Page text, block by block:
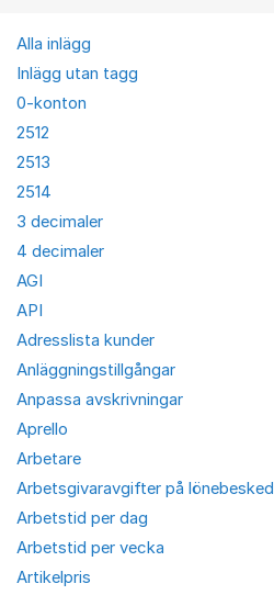
Alla inlägg
Inlägg utan tagg
0-konton
2512
2513
2514
3 decimaler
4 decimaler
AGI
API
Adresslista kunder
Anläggningstillgångar
Anpassa avskrivningar
Aprello
Arbetare
Arbetsgivaravgifter på lönebesked
Arbetstid per dag
Arbetstid per vecka
Artikelpris